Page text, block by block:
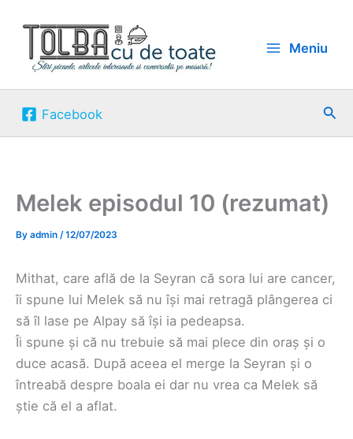
content
Meniu
Facebook
Melek episodul 10 (rezumat)
By admin /12/07/2023
Mithat, care află de la Seyran că sora lui are cancer,
îi spune lui Melek să nu își mai retragă plângerea ci
să îl lase pe Alpay să își ia pedeapsa.
Îi spune și că nu trebuie să mai plece din oraș și o
duce acasă. După aceea el merge la Seyran și o
întreabă despre boala ei dar nu vrea ca Melek să
știe că el a aflat.